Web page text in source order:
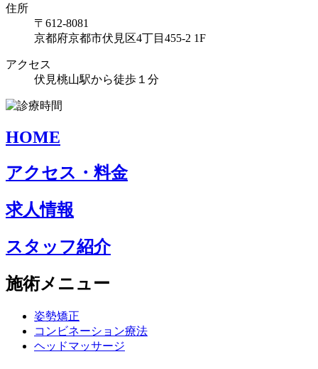
住所
〒612-8081
京都府京都市伏見区4丁目455-2 1F
アクセス
伏見桃山駅から徒歩１分
HOME
アクセス・料金
求人情報
スタッフ紹介
施術メニュー
姿勢矯正
コンビネーション療法
ヘッドマッサージ